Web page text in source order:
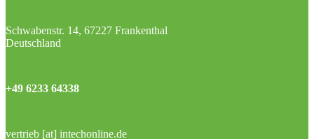
Schwabenstr. 14, 67227 Frankenthal
Deutschland
+49 6233 64338
vertrieb [at] intechonline.de